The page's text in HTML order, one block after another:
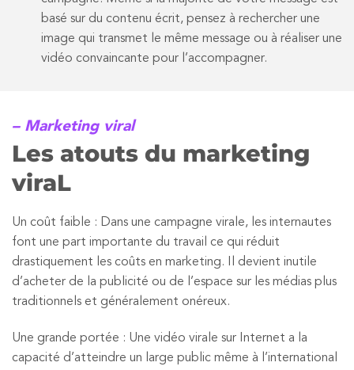
basé sur du contenu écrit, pensez à rechercher une
image qui transmet le même message ou à réaliser une
vidéo convaincante pour l’accompagner.
– Marketing viral
Les atouts du marketing
viraL
Un coût faible : Dans une campagne virale, les internautes
font une part importante du travail ce qui réduit
drastiquement les coûts en marketing. Il devient inutile
d’acheter de la publicité ou de l’espace sur les médias plus
traditionnels et généralement onéreux.
Une grande portée : Une vidéo virale sur Internet a la
capacité d’atteindre un large public même à l’international